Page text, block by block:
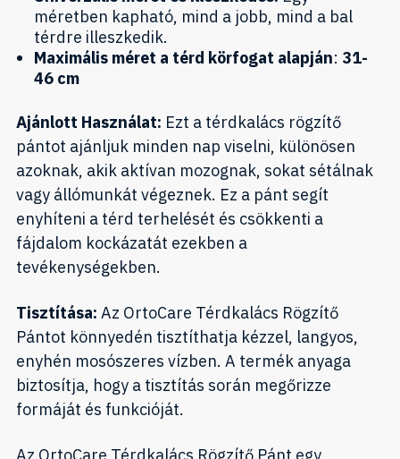
méretben kapható, mind a jobb, mind a bal
térdre illeszkedik.
Maximális méret a térd körfogat alapján: 31-
46 cm
Ajánlott Használat: Ezt a térdkalács rögzítő
pántot ajánljuk minden nap viselni, különösen
azoknak, akik aktívan mozognak, sokat sétálnak
vagy állómunkát végeznek. Ez a pánt segít
enyhíteni a térd terhelését és csökkenti a
fájdalom kockázatát ezekben a
tevékenységekben.
Tisztítása: Az OrtoCare Térdkalács Rögzítő
Pántot könnyedén tisztíthatja kézzel, langyos,
enyhén mosószeres vízben. A termék anyaga
biztosítja, hogy a tisztítás során megőrizze
formáját és funkcióját.